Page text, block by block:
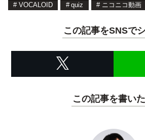
# VOCALOID # quiz # ニコニコ動画
この記事をSNSで
この記事を書い